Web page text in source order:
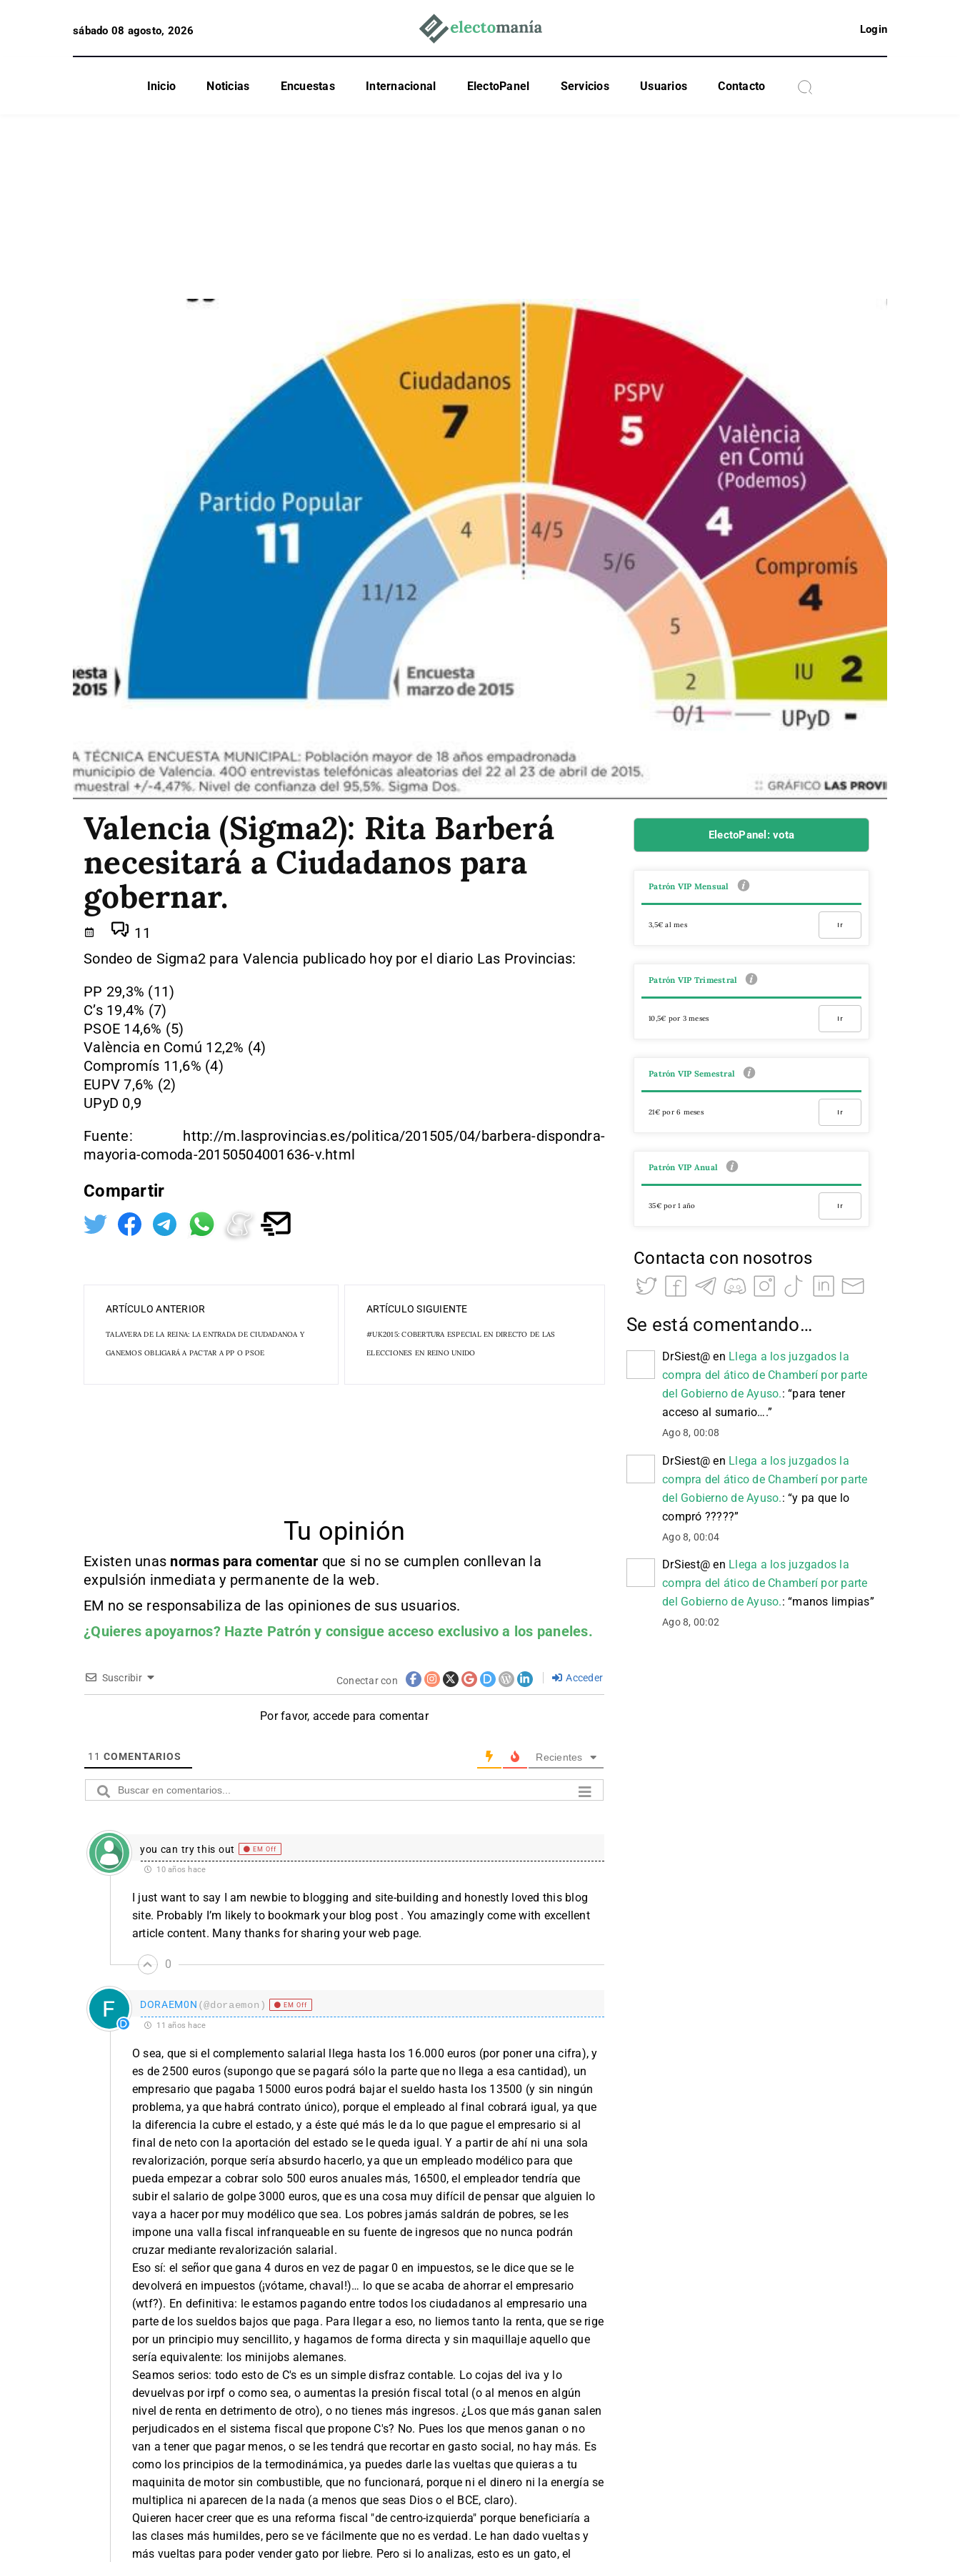
sábado 08 agosto, 2026 Login
Inicio Noticias Encuestas Internacional ElectoPanel Servicios Usuarios Contacto
Valencia (Sigma2): Rita Barberá
necesitará a Ciudadanos para
gobernar.
11
Sondeo de Sigma2 para Valencia publicado hoy por el diario Las Provincias:
PP 29,3% (11)
C’s 19,4% (7)
PSOE 14,6% (5)
València en Comú 12,2% (4)
Compromís 11,6% (4)
EUPV 7,6% (2)
UPyD 0,9
Fuente: http://m.lasprovincias.es/politica/201505/04/barbera-dispondra-
mayoria-comoda-20150504001636-v.html
Compartir
ARTÍCULO ANTERIOR
TALAVERA DE LA REINA: LA ENTRADA DE CIUDADANOA Y
GANEMOS OBLIGARÁ A PACTAR A PP O PSOE
ARTÍCULO SIGUIENTE
#UK2015: COBERTURA ESPECIAL EN DIRECTO DE LAS
ELECCIONES EN REINO UNIDO
Tu opinión
Existen unas normas para comentar que si no se cumplen conllevan la
expulsión inmediata y permanente de la web.
EM no se responsabiliza de las opiniones de sus usuarios.
¿Quieres apoyarnos? Hazte Patrón y consigue acceso exclusivo a los paneles.
Suscribir Conectar con Acceder
Por favor, accede para comentar
11 COMENTARIOS Recientes
you can try this out EM Off
10 años hace
I just want to say I am newbie to blogging and site-building and honestly loved this blog
site. Probably I’m likely to bookmark your blog post . You amazingly come with excellent
article content. Many thanks for sharing your web page.
0
DORAEM0N (@doraemon) EM Off
11 años hace
O sea, que si el complemento salarial llega hasta los 16.000 euros (por poner una cifra), y
es de 2500 euros (supongo que se pagará sólo la parte que no llega a esa cantidad), un
empresario que pagaba 15000 euros podrá bajar el sueldo hasta los 13500 (y sin ningún
problema, ya que habrá contrato único), porque el empleado al final cobrará igual, ya que
la diferencia la cubre el estado, y a éste qué más le da lo que pague el empresario si al
final de neto con la aportación del estado se le queda igual. Y a partir de ahí ni una sola
revalorización, porque sería absurdo hacerlo, ya que un empleado modélico para que
pueda empezar a cobrar solo 500 euros anuales más, 16500, el empleador tendría que
subir el salario de golpe 3000 euros, que es una cosa muy difícil de pensar que alguien lo
vaya a hacer por muy modélico que sea. Los pobres jamás saldrán de pobres, se les
impone una valla fiscal infranqueable en su fuente de ingresos que no nunca podrán
cruzar mediante revalorización salarial.
Eso sí: el señor que gana 4 duros en vez de pagar 0 en impuestos, se le dice que se le
devolverá en impuestos (¡vótame, chaval!)… lo que se acaba de ahorrar el empresario
(wtf?). En definitiva: le estamos pagando entre todos los ciudadanos al empresario una
parte de los sueldos bajos que paga. Para llegar a eso, no liemos tanto la renta, que se rige
por un principio muy sencillito, y hagamos de forma directa y sin maquillaje aquello que
sería equivalente: los minijobs alemanes.
Seamos serios: todo esto de C's es un simple disfraz contable. Lo cojas del iva y lo
devuelvas por irpf o como sea, o aumentas la presión fiscal total (o al menos en algún
nivel de renta en detrimento de otro), o no tienes más ingresos. ¿Los que más ganan salen
perjudicados en el sistema fiscal que propone C's? No. Pues los que menos ganan o no
van a tener que pagar menos, o se les tendrá que recortar en gasto social, no hay más. Es
como los principios de la termodinámica, ya puedes darle las vueltas que quieras a tu
maquinita de motor sin combustible, que no funcionará, porque ni el dinero ni la energía se
multiplica ni aparecen de la nada (a menos que seas Dios o el BCE, claro).
Quieren hacer creer que es una reforma fiscal "de centro-izquierda" porque beneficiaría a
las clases más humildes, pero se ve fácilmente que no es verdad. Le han dado vueltas y
más vueltas para poder vender gato por liebre. Pero si lo analizas, esto es un gato, el
ElectoPanel: vota
Patrón VIP Mensual
3,5€ al mes Ir
Patrón VIP Trimestral
10,5€ por 3 meses Ir
Patrón VIP Semestral
21€ por 6 meses Ir
Patrón VIP Anual
35€ por 1 año Ir
Contacta con nosotros
Se está comentando…
DrSiest@ en Llega a los juzgados la
compra del ático de Chamberí por parte
del Gobierno de Ayuso.: “para tener
acceso al sumario….”
Ago 8, 00:08
DrSiest@ en Llega a los juzgados la
compra del ático de Chamberí por parte
del Gobierno de Ayuso.: “y pa que lo
compró ?????”
Ago 8, 00:04
DrSiest@ en Llega a los juzgados la
compra del ático de Chamberí por parte
del Gobierno de Ayuso.: “manos limpias”
Ago 8, 00:02